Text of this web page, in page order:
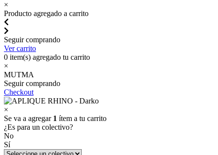
×
Producto agregado a carrito
Seguir comprando
Ver carrito
0 item(s) agregado tu carrito
×
MUTMA
Seguir comprando
Checkout
×
Se va a agregar 1 ítem a tu carrito
¿Es para un colectivo?
No
Sí